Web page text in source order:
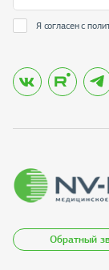
Я согласен с
Обратный